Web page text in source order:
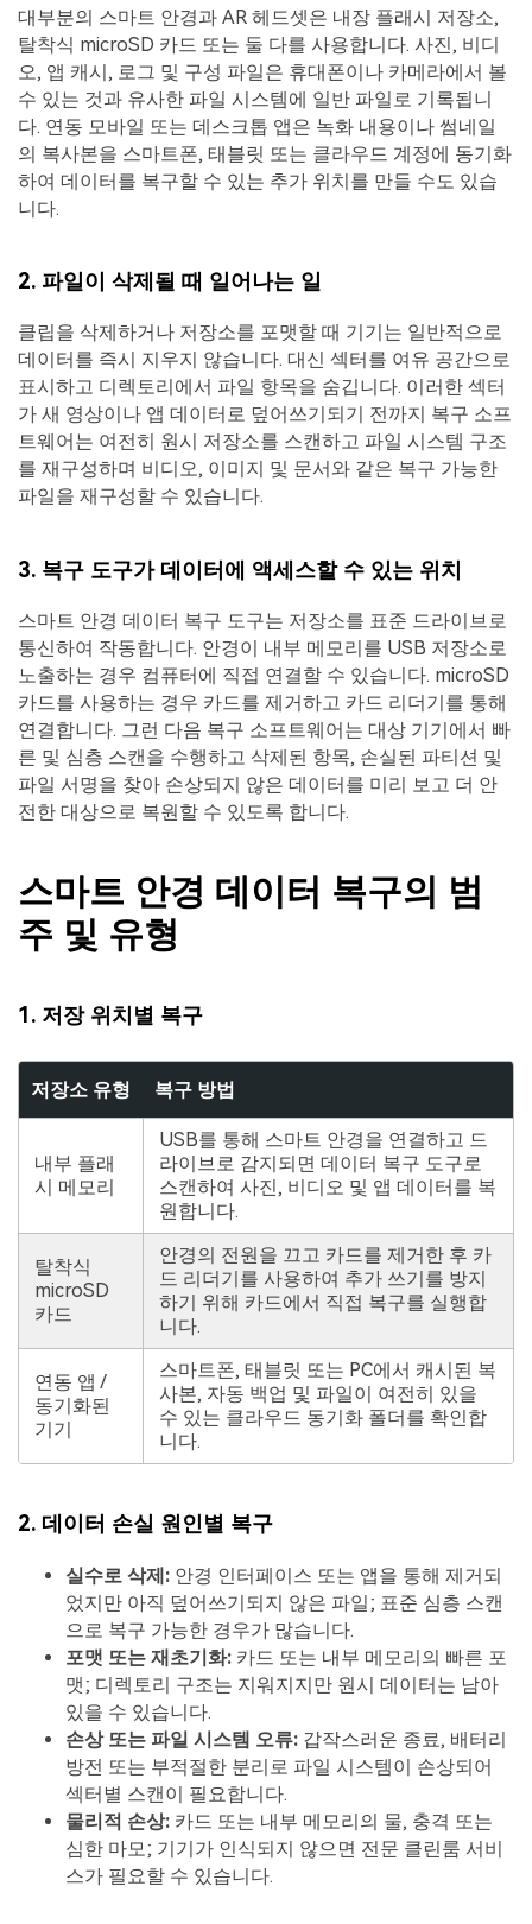
대부분의 스마트 안경과 AR 헤드셋은 내장 플래시 저장소,
탈착식 microSD 카드 또는 둘 다를 사용합니다. 사진, 비디
오, 앱 캐시, 로그 및 구성 파일은 휴대폰이나 카메라에서 볼
수 있는 것과 유사한 파일 시스템에 일반 파일로 기록됩니
다. 연동 모바일 또는 데스크톱 앱은 녹화 내용이나 썸네일
의 복사본을 스마트폰, 태블릿 또는 클라우드 계정에 동기화
하여 데이터를 복구할 수 있는 추가 위치를 만들 수도 있습
니다.
2. 파일이 삭제될 때 일어나는 일
클립을 삭제하거나 저장소를 포맷할 때 기기는 일반적으로
데이터를 즉시 지우지 않습니다. 대신 섹터를 여유 공간으로
표시하고 디렉토리에서 파일 항목을 숨깁니다. 이러한 섹터
가 새 영상이나 앱 데이터로 덮어쓰기되기 전까지 복구 소프
트웨어는 여전히 원시 저장소를 스캔하고 파일 시스템 구조
를 재구성하며 비디오, 이미지 및 문서와 같은 복구 가능한
파일을 재구성할 수 있습니다.
3. 복구 도구가 데이터에 액세스할 수 있는 위치
스마트 안경 데이터 복구 도구는 저장소를 표준 드라이브로
통신하여 작동합니다. 안경이 내부 메모리를 USB 저장소로
노출하는 경우 컴퓨터에 직접 연결할 수 있습니다. microSD
카드를 사용하는 경우 카드를 제거하고 카드 리더기를 통해
연결합니다. 그런 다음 복구 소프트웨어는 대상 기기에서 빠
른 및 심층 스캔을 수행하고 삭제된 항목, 손실된 파티션 및
파일 서명을 찾아 손상되지 않은 데이터를 미리 보고 더 안
전한 대상으로 복원할 수 있도록 합니다.
스마트 안경 데이터 복구의 범
주 및 유형
1. 저장 위치별 복구
저장소 유형 복구 방법
내부 플래
시 메모리
USB를 통해 스마트 안경을 연결하고 드
라이브로 감지되면 데이터 복구 도구로
스캔하여 사진, 비디오 및 앱 데이터를 복
원합니다.
탈착식
microSD
카드
안경의 전원을 끄고 카드를 제거한 후 카
드 리더기를 사용하여 추가 쓰기를 방지
하기 위해 카드에서 직접 복구를 실행합
니다.
연동 앱 /
동기화된
기기
스마트폰, 태블릿 또는 PC에서 캐시된 복
사본, 자동 백업 및 파일이 여전히 있을
수 있는 클라우드 동기화 폴더를 확인합
니다.
2. 데이터 손실 원인별 복구
실수로 삭제: 안경 인터페이스 또는 앱을 통해 제거되
었지만 아직 덮어쓰기되지 않은 파일; 표준 심층 스캔
으로 복구 가능한 경우가 많습니다.
포맷 또는 재초기화: 카드 또는 내부 메모리의 빠른 포
맷; 디렉토리 구조는 지워지지만 원시 데이터는 남아
있을 수 있습니다.
손상 또는 파일 시스템 오류: 갑작스러운 종료, 배터리
방전 또는 부적절한 분리로 파일 시스템이 손상되어
섹터별 스캔이 필요합니다.
물리적 손상: 카드 또는 내부 메모리의 물, 충격 또는
심한 마모; 기기가 인식되지 않으면 전문 클린룸 서비
스가 필요할 수 있습니다.